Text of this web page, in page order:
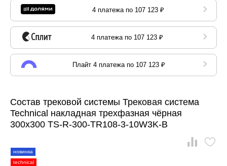
4 платежа по 107 123 ₽
4 платежа по 107 123 ₽
Плайт 4 платежа по 107 123 ₽
Состав трековой системы Трековая система
Technical накладная трехфазная чёрная
300x300 TS-R-300-TR108-3-10W3K-B
новинка
technical